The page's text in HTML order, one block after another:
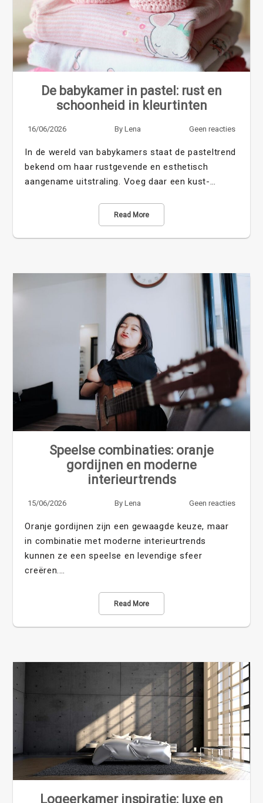
De babykamer in pastel: rust en
schoonheid in kleurtinten
16/06/2026 By Lena Geen reacties
In de wereld van babykamers staat de pasteltrend
bekend om haar rustgevende en esthetisch
aangename uitstraling. Voeg daar een kust-…
Read More
Speelse combinaties: oranje
gordijnen en moderne
interieurtrends
15/06/2026 By Lena Geen reacties
Oranje gordijnen zijn een gewaagde keuze, maar
in combinatie met moderne interieurtrends
kunnen ze een speelse en levendige sfeer
creëren.…
Read More
Logeerkamer inspiratie: luxe en